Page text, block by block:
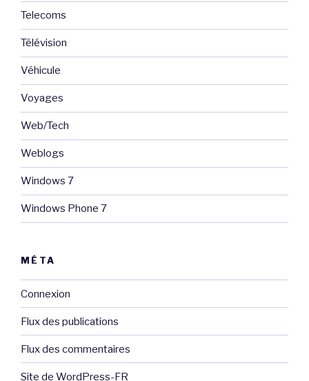
Telecoms
Télévision
Véhicule
Voyages
Web/Tech
Weblogs
Windows 7
Windows Phone 7
MÉTA
Connexion
Flux des publications
Flux des commentaires
Site de WordPress-FR